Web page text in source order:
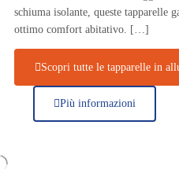
schiuma isolante, queste tapparelle
ottimo comfort abitativo.
[…]
Scopri tutte le tapparelle in
Più informazioni